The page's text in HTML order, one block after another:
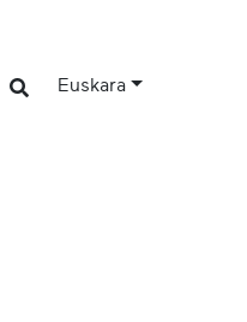
Euskara